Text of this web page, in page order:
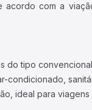
acordo com a
do tipo
condicionado,
ideal para